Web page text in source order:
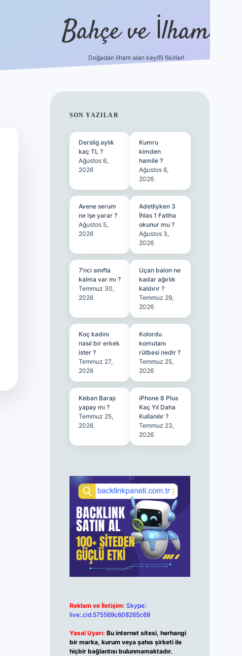
Bahçe ve İlham
Doğadan ilham alan keyifli fikirler!
SIDEBAR
SON YAZILAR
Derslig aylık
kaç TL ?
Ağustos 6,
2026
Kumru
kimden
hamile ?
Ağustos 6,
2026
Avene serum
ne işe yarar ?
Ağustos 5,
2026
Adetliyken 3
İhlas 1 Fatiha
okunur mu ?
Ağustos 3,
2026
7’nci sınıfta
kalma var mı ?
Temmuz 30,
2026
Uçan balon ne
kadar ağırlık
kaldırır ?
Temmuz 29,
2026
Koç kadını
nasıl bir erkek
ister ?
Temmuz 27,
2026
Kolordu
komutanı
rütbesi nedir ?
Temmuz 25,
2026
Keban Barajı
yapay mı ?
Temmuz 25,
2026
iPhone 8 Plus
Kaç Yıl Daha
Kullanılır ?
Temmuz 23,
2026
Reklam ve İletişim: Skype:
live:.cid.575569c608265c69
Yasal Uyarı: Bu internet sitesi, herhangi
bir marka, kurum veya şahıs şirketi ile
hiçbir bağlantısı bulunmamaktadır.
ilbet yeni giriş betexper